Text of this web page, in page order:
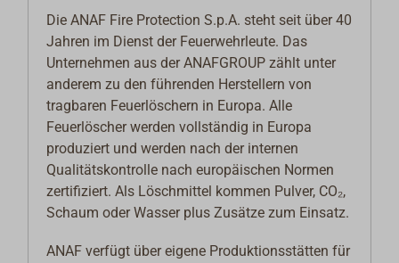
Die ANAF Fire Protection S.p.A. steht seit über 40
Jahren im Dienst der Feuerwehrleute. Das
Unternehmen aus der ANAFGROUP zählt unter
anderem zu den führenden Herstellern von
tragbaren Feuerlöschern in Europa. Alle
Feuerlöscher werden vollständig in Europa
produziert und werden nach der internen
Qualitätskontrolle nach europäischen Normen
zertifiziert. Als Löschmittel kommen Pulver, CO₂,
Schaum oder Wasser plus Zusätze zum Einsatz.
ANAF verfügt über eigene Produktionsstätten für